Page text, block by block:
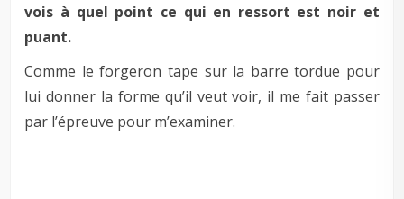
vois à quel point ce qui en ressort est noir et
puant.
Comme le forgeron tape sur la barre tordue pour
lui donner la forme qu’il veut voir, il me fait passer
par l’épreuve pour m’examiner.